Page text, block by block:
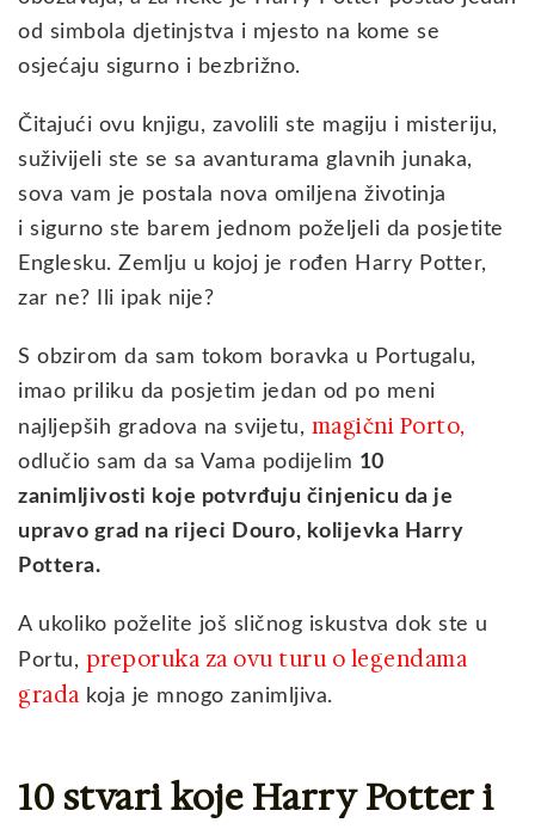
od simbola djetinjstva i mjesto na kome se
osjećaju sigurno i bezbrižno.
Čitajući ovu knjigu, zavolili ste magiju i misteriju,
suživijeli ste se sa avanturama glavnih junaka,
sova vam je postala nova omiljena životinja
i sigurno ste barem jednom poželjeli da posjetite
Englesku. Zemlju u kojoj je rođen Harry Potter,
zar ne? Ili ipak nije?
S obzirom da sam tokom boravka u Portugalu,
imao priliku da posjetim jedan od po meni
najljepših gradova na svijetu, magični Porto,
odlučio sam da sa Vama podijelim 10
zanimljivosti koje potvrđuju činjenicu da je
upravo grad na rijeci Douro, kolijevka Harry
Pottera.
A ukoliko poželite još sličnog iskustva dok ste u
Portu, preporuka za ovu turu o legendama
gradakoja je mnogo zanimljiva.
10 stvari koje Harry Potter i